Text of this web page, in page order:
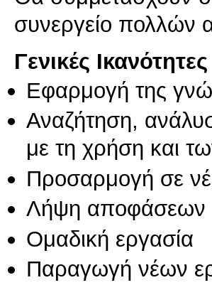
συνεργείο πολλών
Γενικές Ικανότητες
Εφαρμογή της
Αναζήτηση,
με τη χρήση και
Προσαρμογή σε
Λήψη αποφάσεων
Ομαδική εργασία
Παραγωγή νέων